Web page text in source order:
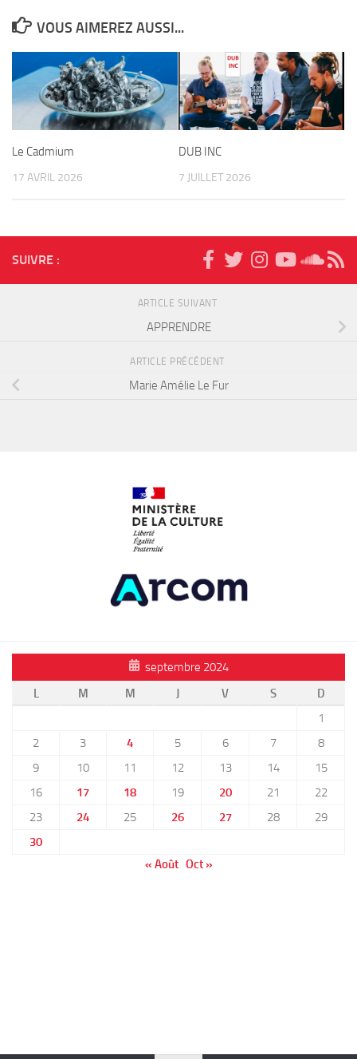
VOUS AIMEREZ AUSSI...
Le Cadmium
17 AVRIL 2026
DUB INC
7 JUILLET 2026
SUIVRE :
ARTICLE SUIVANT
APPRENDRE
ARTICLE PRÉCÉDENT
Marie Amélie Le Fur
septembre 2024
L
M M J V S
D
1
2
3 4 5 6 7
8
9
10 11 12 13 14
15
16
17 18 19 20 21
22
23
24 25 26 27 28
29
30
« Août Oct »